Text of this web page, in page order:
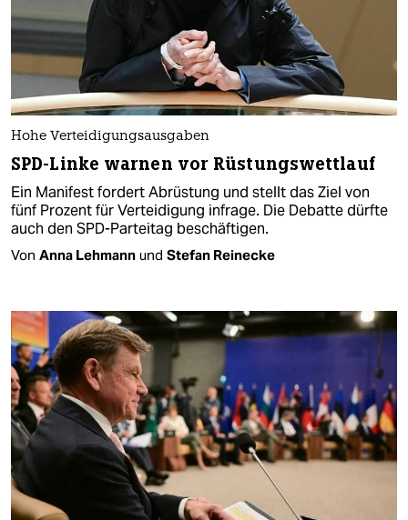
Hohe Verteidigungsausgaben
SPD-Linke warnen vor Rüstungswettlauf
Ein Manifest fordert Abrüstung und stellt das Ziel von
fünf Prozent für Verteidigung infrage. Die Debatte dürfte
auch den SPD-Parteitag beschäftigen.
Von Anna Lehmann und Stefan Reinecke